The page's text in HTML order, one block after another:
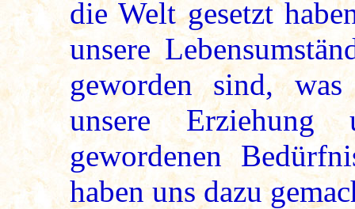
die Welt gesetzt
unsere
geworden sind,
unsere
gewordenen
haben uns dazu